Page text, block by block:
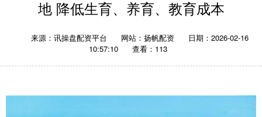
地 降低生育、养育、教育成本
来源：讯操盘配资平台 网站：扬帆配资
日期：2026-02-16
10:57:10
查看：113